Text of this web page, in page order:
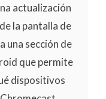
actualización
la pantalla de
una sección de
que permite
dispositivos